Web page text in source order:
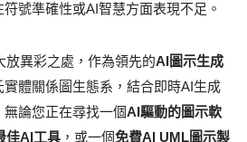
號準確性或AI智慧方面表現不足。
放異彩之處，作為領先的AI圖示生成
實體關係圖生態系，結合即時AI生成
論您正在尋找一個AI驅動的圖示軟
佳AI工具 ，或一個免費AI UML圖示製